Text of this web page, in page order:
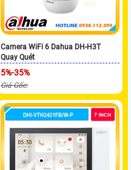
Camera WiFi 6 Dahua DH-H3T
Quay Quét
5%-35%
Giá Gốc: